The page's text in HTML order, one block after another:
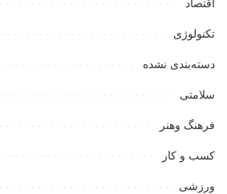
اقتصاد
تکنولوژی
دسته‌بندی نشده
سلامتی
فرهنگ وهنر
کسب و کار
ورزشی